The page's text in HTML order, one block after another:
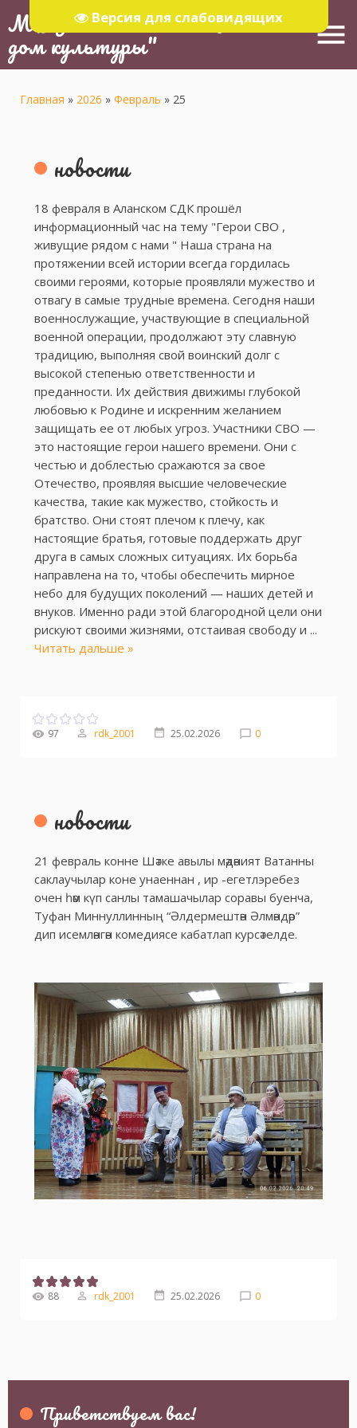
Версия для слабовидящих
МБУ "Тюлячинский Районный
дом культуры" menu
Главная » 2026 » Февраль » 25
новости
18 февраля в Аланском СДК прошёл
информационный час на тему "Герои СВО ,
живущие рядом с нами " Наша страна на
протяжении всей истории всегда гордилась
своими героями, которые проявляли мужество и
отвагу в самые трудные времена. Сегодня наши
военнослужащие, участвующие в специальной
военной операции, продолжают эту славную
традицию, выполняя свой воинский долг с
высокой степенью ответственности и
преданности. Их действия движимы глубокой
любовью к Родине и искренним желанием
защищать ее от любых угроз. Участники СВО —
это настоящие герои нашего времени. Они с
честью и доблестью сражаются за свое
Отечество, проявляя высшие человеческие
качества, такие как мужество, стойкость и
братство. Они стоят плечом к плечу, как
настоящие братья, готовые поддержать друг
друга в самых сложных ситуациях. Их борьба
направлена на то, чтобы обеспечить мирное
небо для будущих поколений — наших детей и
внуков. Именно ради этой благородной цели они
рискуют своими жизнями, отстаивая свободу и ...
Читать дальше »
97 rdk_2001 25.02.2026 0
новости
21 февраль конне Шәтке авылы мәдәният Ватанны
саклаучылар коне унаеннан , ир -егетлэребез
очен һәм күп санлы тамашачылар соравы буенча,
Туфан Миннуллинның “Әлдермештән Әлмәндәр”
дип исемләнгән комедиясе кабатлап курсәтелде.
88 rdk_2001 25.02.2026 0
Приветствуем вас!